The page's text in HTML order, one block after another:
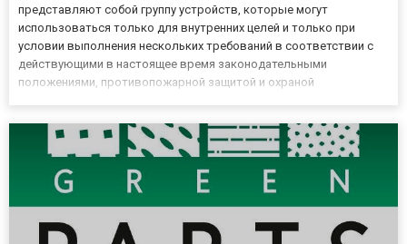
представляют собой группу устройств, которые могут
использоваться только для внутренних целей и только при
условии выполнения нескольких требований в соответствии с
действующими в настоящее время законодательными
положениями, противопожарной защитой и охраной
ограничений, налагаемых на этот тип устройст...